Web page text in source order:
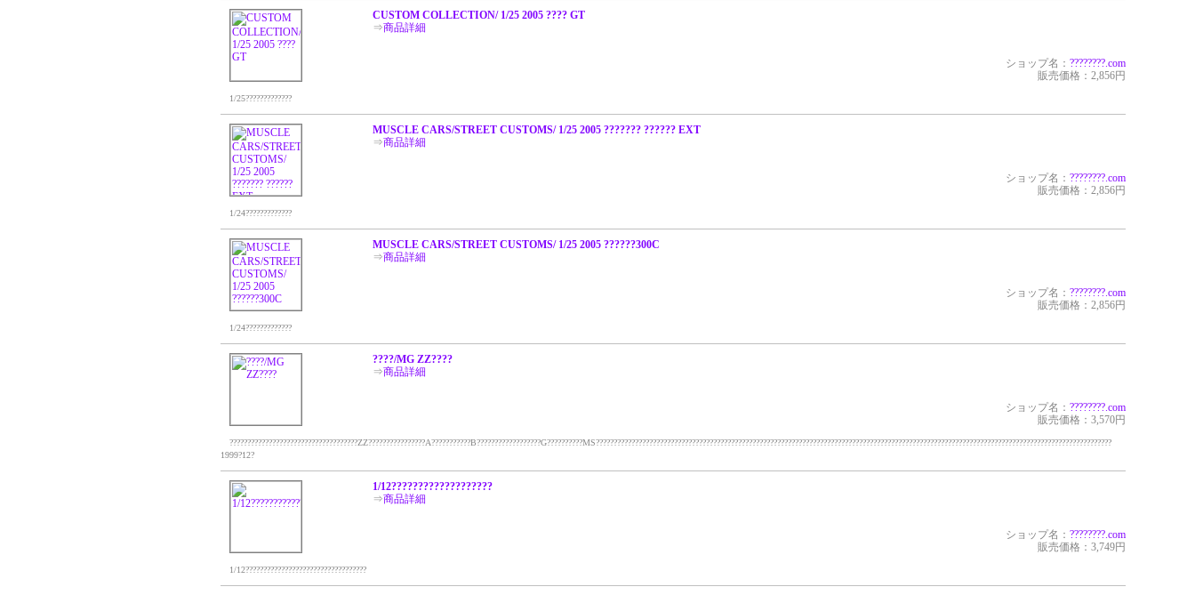
CUSTOM COLLECTION/ 1/25 2005 ???? GT
⇒商品詳細
ショップ名： ????????.com
販売価格：2,856円
1/25?????????????
MUSCLE CARS/STREET CUSTOMS/ 1/25 2005 ??????? ?????? EXT
⇒商品詳細
ショップ名： ????????.com
販売価格：2,856円
1/24?????????????
MUSCLE CARS/STREET CUSTOMS/ 1/25 2005 ??????300C
⇒商品詳細
ショップ名： ????????.com
販売価格：2,856円
1/24?????????????
????/MG ZZ????
⇒商品詳細
ショップ名： ????????.com
販売価格：3,570円
????????????????????????????????????ZZ????????????????A???????????B??????????????????G??????????MS?????????????????????????????????????????????????????????????????????????????????????????????????????????????????????????????????????????????????
1999?12?
1/12???????????????????
⇒商品詳細
ショップ名： ????????.com
販売価格：3,749円
1/12??????????????????????????????????